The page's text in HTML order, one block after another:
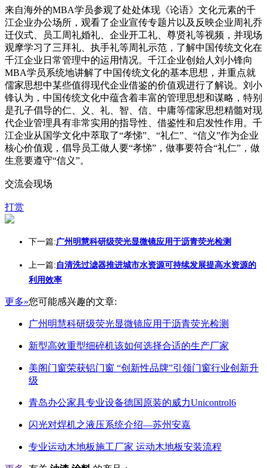
来自海外的MBA学员参观了处处体现《论语》文化元素的千
江企业办公场所，观看了企业宣传专题片以及反映企业周礼乔
迁仪式、员工周礼婚礼、企业开工礼、尊贤礼等视频，并现场
观摩学习了三拜礼、执手礼等周礼示范，了解中国传统文化在
千江企业日常管理中的运用情况。千江企业创始人刘小锋向
MBA学员系统地讲解了中国传统文化的基本思想，并重点就
儒家思想中某些值得现代企业借鉴的价值观进行了解说。刘小
锋认为，中国传统文化中蕴含着丰富的管理思想和谋略，特别
是孔子倡导的仁、义、礼、智、信、中庸等儒家思想精髓对现
代企业管理具有非常实用的指导性、借鉴性和启发性作用。千
江企业从国学文化中萃取了“孝悌”、“礼仁”、“信义”作为企业
核心价值观，倡导员工做人要“孝悌”，做事要符合“礼仁”，做
生意要遵守“信义”。
交流会现场
打赏
下一篇:广州明慧科研级荧光显微镜应用于沥青荧光检测
上一篇: 自清洗过滤器推进城市水资源可持续发展提高水资源的
利用效率
更多»您可能感兴趣的文章:
广州明慧科研级荧光显微镜应用于沥青荧光检测
新型高效重型细碎机该如何选择合适的生产厂家
美阁门窗荣获铝门窗 “创新性品牌”引领门窗行业创新升
级
青岛办公家具专业设备德国原装的威力Unicontrol6
闪光对焊机之液压系统介绍—苏州安嘉
专业运动木地板施工厂家 运动木地板安装流程